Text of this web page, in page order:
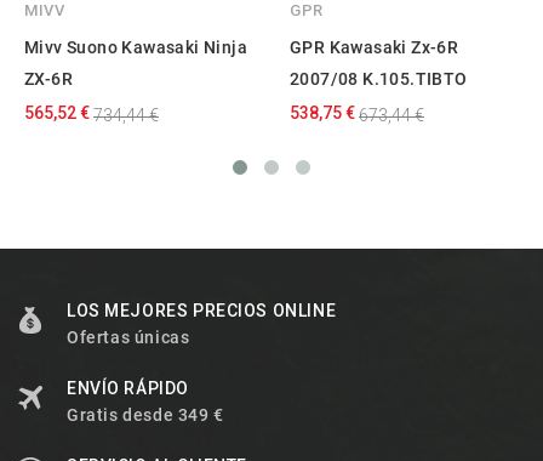
MIVV
Mivv Suono Kawasaki Ninja
ZX-6R
565,52 €734,44 €
GPR
GPR Kawasaki Zx-6R
2007/08 K.105.TIBTO
538,75 €673,44 €
LOS MEJORES PRECIOS ONLINE
Ofertas únicas
ENVÍO RÁPIDO
Gratis desde 349 €